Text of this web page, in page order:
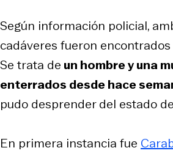
Según información policial,
cadáveres fueron
Se trata de un hombre y una
enterrados desde hace
pudo desprender del estado
En primera instancia fue